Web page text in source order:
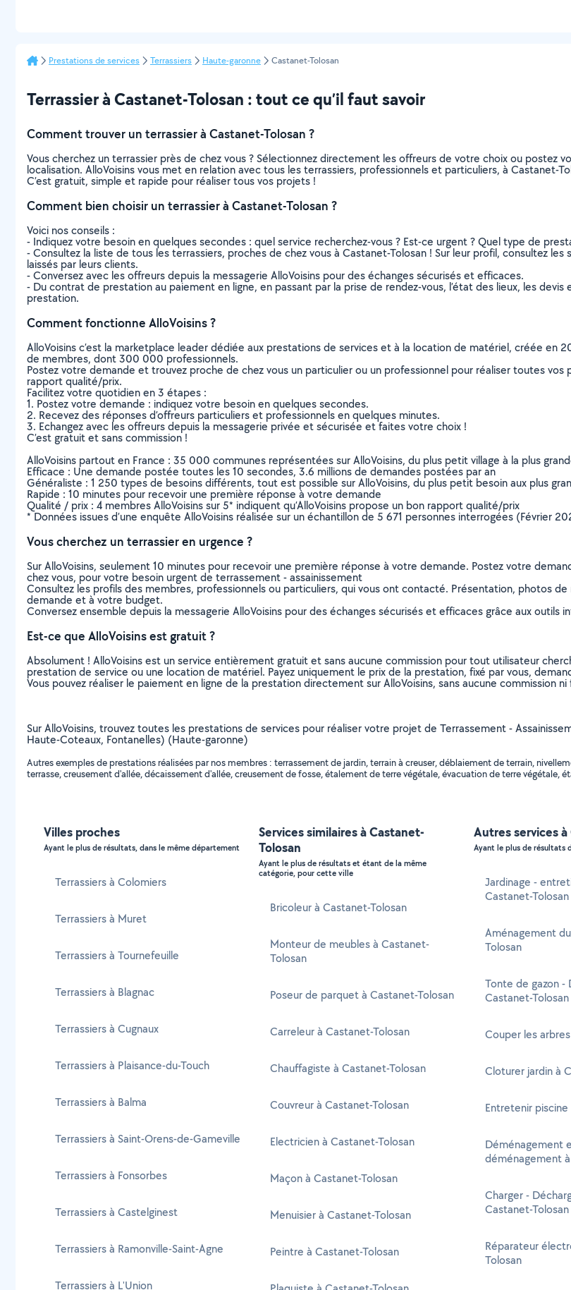
Prestations de services Terrassiers Haute-garonne Castanet-Tolosan
Terrassier à Castanet-Tolosan : tout ce qu’il faut savoir
Comment trouver un terrassier à Castanet-Tolosan ?
Vous cherchez un terrassier près de chez vous ? Sélectionnez directement les offreurs de votre choix ou
localisation. AlloVoisins vous met en relation avec tous les terrassiers, professionnels et particuliers, à Castanet-
C’est gratuit, simple et rapide pour réaliser tous vos projets !
Comment bien choisir un terrassier à Castanet-Tolosan ?
Voici nos conseils :
- Indiquez votre besoin en quelques secondes : quel service recherchez-vous ? Est-ce urgent ? Quel type de
- Consultez la liste de tous les terrassiers, proches de chez vous à Castanet-Tolosan ! Sur leur profil, consultez
laissés par leurs clients.
- Conversez avec les offreurs depuis la messagerie AlloVoisins pour des échanges sécurisés et efficaces.
- Du contrat de prestation au paiement en ligne, en passant par la prise de rendez-vous, l’état des lieux, les
prestation.
Comment fonctionne AlloVoisins ?
AlloVoisins c’est la marketplace leader dédiée aux prestations de services et à la location de matériel, créée en
de membres, dont 300 000 professionnels.
Postez votre demande et trouvez proche de chez vous un particulier ou un professionnel pour réaliser toutes
rapport qualité/prix.
Facilitez votre quotidien en 3 étapes :
1. Postez votre demande : indiquez votre besoin en quelques secondes.
2. Recevez des réponses d’offreurs particuliers et professionnels en quelques minutes.
3. Echangez avec les offreurs depuis la messagerie privée et sécurisée et faites votre choix !
C’est gratuit et sans commission !
AlloVoisins partout en France : 35 000 communes représentées sur AlloVoisins, du plus petit village à la plus
Efficace : Une demande postée toutes les 10 secondes, 3.6 millions de demandes postées par an
Généraliste : 1 250 types de besoins différents, tout est possible sur AlloVoisins, du plus petit besoin aux plus
Rapide : 10 minutes pour recevoir une première réponse à votre demande
Qualité / prix : 4 membres AlloVoisins sur 5* indiquent qu’AlloVoisins propose un bon rapport qualité/prix
* Données issues d’une enquête AlloVoisins réalisée sur un échantillon de 5 671 personnes interrogées (Février
Vous cherchez un terrassier en urgence ?
Sur AlloVoisins, seulement 10 minutes pour recevoir une première réponse à votre demande. Postez votre
chez vous, pour votre besoin urgent de terrassement - assainissement
Consultez les profils des membres, professionnels ou particuliers, qui vous ont contacté. Présentation, photos
demande et à votre budget.
Conversez ensemble depuis la messagerie AlloVoisins pour des échanges sécurisés et efficaces grâce aux outils
Est-ce que AlloVoisins est gratuit ?
Absolument ! AlloVoisins est un service entièrement gratuit et sans aucune commission pour tout utilisateur
prestation de service ou une location de matériel. Payez uniquement le prix de la prestation, fixé par vous,
Vous pouvez réaliser le paiement en ligne de la prestation directement sur AlloVoisins, sans aucune commission ni
Sur AlloVoisins, trouvez toutes les prestations de services pour réaliser votre projet de Terrassement -
Haute-Coteaux, Fontanelles) (Haute-garonne)
Autres exemples de prestations réalisées par nos membres : terrassement de jardin, terrain à creuser, déblaiement de terrain,
terrasse, creusement d'allée, décaissement d'allée, creusement de fosse, étalement de terre végétale, évacuation de terre végétale,
Villes proches
Ayant le plus de résultats, dans le même département
Terrassiers à Colomiers
Terrassiers à Muret
Terrassiers à Tournefeuille
Terrassiers à Blagnac
Terrassiers à Cugnaux
Terrassiers à Plaisance-du-Touch
Terrassiers à Balma
Terrassiers à Saint-Orens-de-Gameville
Terrassiers à Fonsorbes
Terrassiers à Castelginest
Terrassiers à Ramonville-Saint-Agne
Terrassiers à L'Union
Services similaires à Castanet-
Tolosan
Ayant le plus de résultats et étant de la même
catégorie, pour cette ville
Bricoleur à Castanet-Tolosan
Monteur de meubles à Castanet-
Tolosan
Poseur de parquet à Castanet-Tolosan
Carreleur à Castanet-Tolosan
Chauffagiste à Castanet-Tolosan
Couvreur à Castanet-Tolosan
Electricien à Castanet-Tolosan
Maçon à Castanet-Tolosan
Menuisier à Castanet-Tolosan
Peintre à Castanet-Tolosan
Autres services
Ayant le plus de résultats
Jardinage -
Castanet-Tolosan
Aménagement
Tolosan
Tonte de gazon -
Castanet-Tolosan
Couper les
Cloturer jardin à
Entretenir
Déménagement
déménagement
Charger -
Castanet-Tolosan
Réparateur
Tolosan